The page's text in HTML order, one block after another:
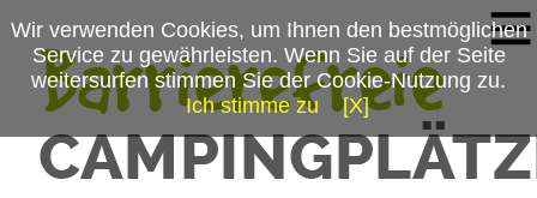
Wir verwenden Cookies, um Ihnen den bestmöglichen
Service zu gewährleisten. Wenn Sie auf der Seite
weitersurfen stimmen Sie der Cookie-Nutzung zu.
Ich stimme zu
[X]